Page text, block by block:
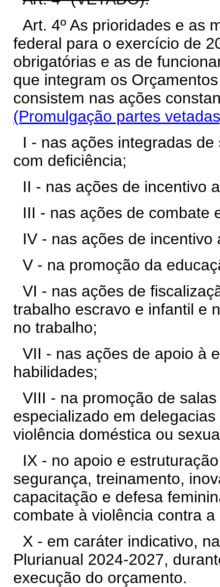
Art. 4º As prioridades e as
federal para o exercício de
obrigatórias e as de
que integram os
consistem nas ações
(Promulgação partes
I - nas ações integradas
com deficiência;
II - nas ações de incentivo
III - nas ações de combate
IV - nas ações de
V - na promoção da
VI - nas ações de
trabalho escravo e infantil e
no trabalho;
VII - nas ações de apoio à
habilidades;
VIII - na promoção de
especializado em
violência doméstica ou
IX - no apoio e
segurança, treinamento,
capacitação e defesa
combate à violência contra
X - em caráter indicativo,
Plurianual 2024-2027,
execução do orçamento.